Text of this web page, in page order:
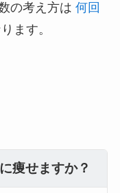
の考え方は 何回
ます。
痩せますか？